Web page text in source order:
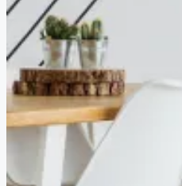
PROPERTY DEMANDS
MEDIAN PROPERTY PRICE